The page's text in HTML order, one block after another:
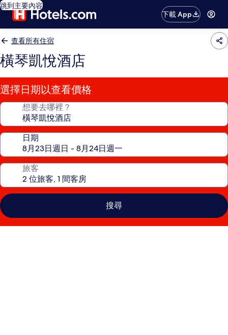
跳到主要內容
下載 App
查看所有住宿
橫琴凱悅酒店
選擇日期以查看價格
想要去哪裡？
日期
旅客
搜尋